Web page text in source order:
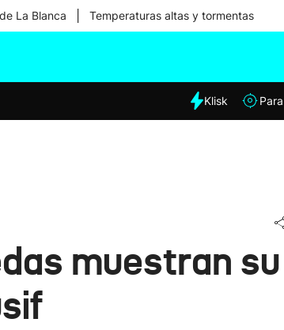
La Blanca Temperaturas altas y tormentas
Klisk
muestran